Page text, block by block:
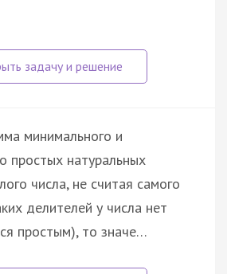
минимального и
простых натуральных
числа, не считая самого
делителей у числа нет
простым), то значе…